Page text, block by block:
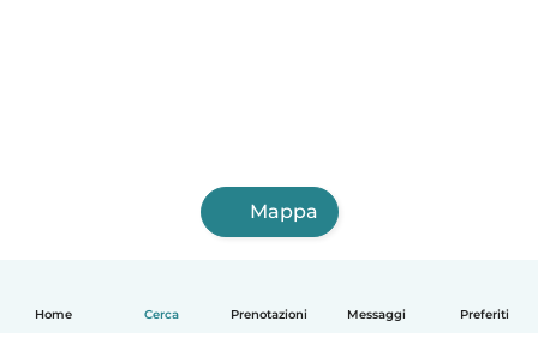
Home Cerca Prenotazioni Messaggi Preferiti
Mappa